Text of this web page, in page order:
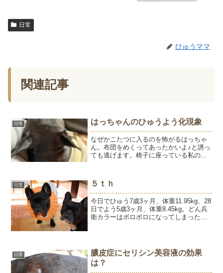
日常
ひゅうママ
関連記事
日常 はっちゃんのひゅうよう化現象
なぜかこたつに入るのを怖がるはっちゃ
ん。布団をめくってあったかいよ♪と誘っ
ても逃げます。椅子に座っている私の膝
というのはよくわかっていらっしゃる。
そして、ますます八朔の...
日常 ５ｔｈ
今日でひゅう7歳3ヶ月、体重11.95kg、28
日でよう5歳3ヶ月、体重8.45kg。どん兵
衛カラーはボロボロになってしまったし
ーハ...
日常
膿皮症にセリシン美容液の効果
は？